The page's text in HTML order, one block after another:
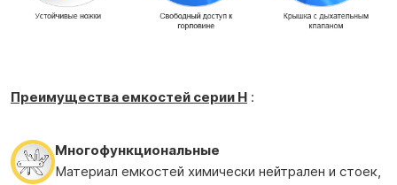
Преимущества емкостей серии H :
Многофункциональные
Материал емкостей химически нейтрален и стоек,